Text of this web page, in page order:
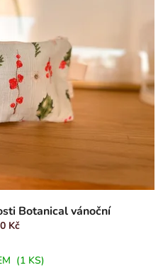
Botanical vánoční
Kč
(1 KS)